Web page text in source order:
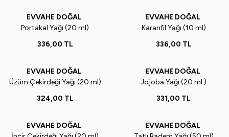
EVVAHE DOĞAL
Portakal Yağı (20 ml)
336,00 TL
EVVAHE DOĞAL
Karanfil Yağı (10 ml)
336,00 TL
EVVAHE DOĞAL
Üzüm Çekirdeği Yağı (20 ml)
324,00 TL
EVVAHE DOĞAL
Jojoba Yağı (20 ml.)
331,00 TL
EVVAHE DOĞAL
EVVAHE DOĞAL